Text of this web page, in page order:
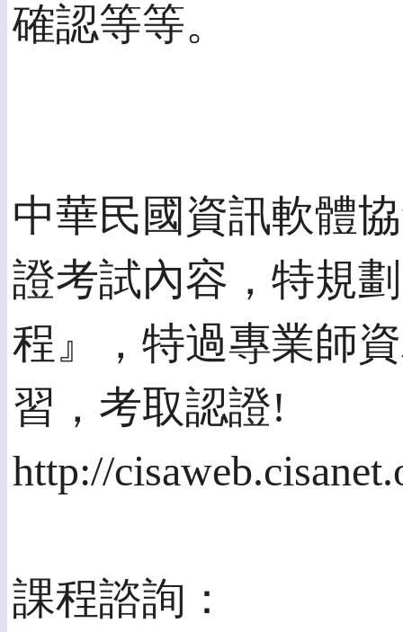
確認等等。
中華民國資訊軟體
證考試內容，特規
程』，特過專業師
習，考取認證!
http://
課程諮詢：